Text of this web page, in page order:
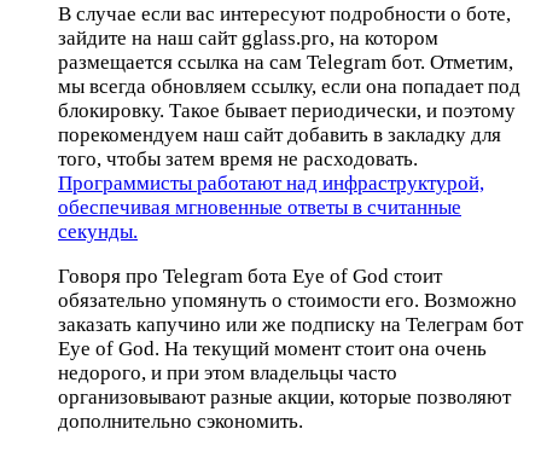
В случае если вас интересуют подробности о боте,
зайдите на наш сайт gglass.pro, на котором
размещается ссылка на сам Telegram бот. Отметим,
мы всегда обновляем ссылку, если она попадает под
блокировку. Такое бывает периодически, и поэтому
порекомендуем наш сайт добавить в закладку для
того, чтобы затем время не расходовать.
Программисты работают над инфраструктурой,
обеспечивая мгновенные ответы в считанные
секунды.
Говоря про Telegram бота Eye of God стоит
обязательно упомянуть о стоимости его. Возможно
заказать капучино или же подписку на Телеграм бот
Eye of God. На текущий момент стоит она очень
недорого, и при этом владельцы часто
организовывают разные акции, которые позволяют
дополнительно сэкономить.